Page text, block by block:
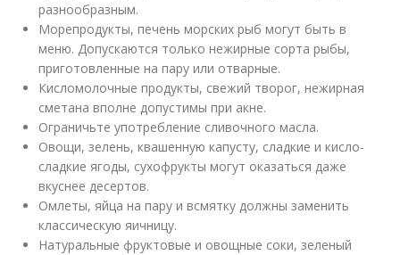
разнообразным.
Морепродукты, печень морских рыб могут быть в
меню. Допускаются только нежирные сорта рыбы,
приготовленные на пару или отварные.
Кисломолочные продукты, свежий творог, нежирная
сметана вполне допустимы при акне.
Ограничьте употребление сливочного масла.
Овощи, зелень, квашенную капусту, сладкие и кисло-
сладкие ягоды, сухофрукты могут оказаться даже
вкуснее десертов.
Омлеты, яйца на пару и всмятку должны заменить
классическую яичницу.
Натуральные фруктовые и овощные соки, зеленый